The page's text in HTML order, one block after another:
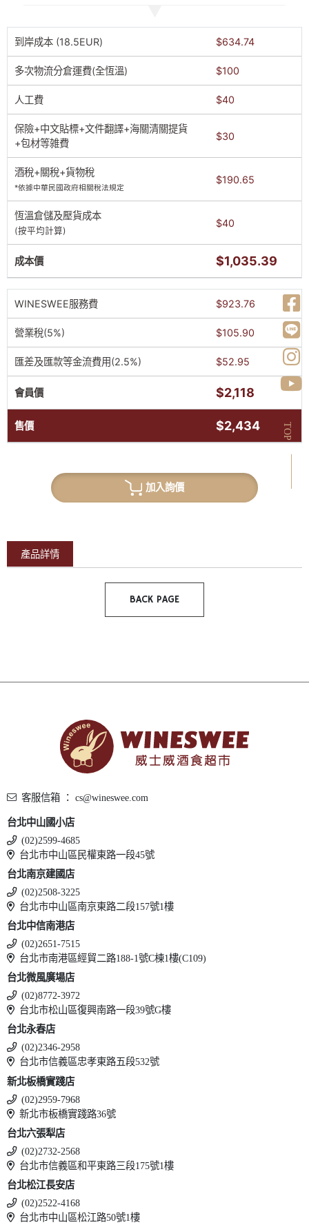
到岸成本 (18.5EUR) $634.74
多次物流分倉運費(全恆溫) $100
人工費 $40
保險+中文貼標+文件翻譯+海關清關提貨
+包材等雑費
$30
酒稅+關稅+貨物稅
*依據中華民國政府相關稅法規定
$190.65
恆溫倉儲及壓貨成本
(按平均計算)
$40
成本價 $1,035.39
WINESWEE服務費 $923.76
營業稅(5%) $105.90
匯差及匯款等金流費用(2.5%) $52.95
會員價 $2,118
售價 $2,434
加入詢價
產品詳情
BACK PAGE
TOP
客服信箱 ： cs@wineswee.com
台北中山國小店
(02)2599-4685
台北市中山區民權東路一段45號
台北南京建國店
(02)2508-3225
台北市中山區南京東路二段157號1樓
台北中信南港店
(02)2651-7515
台北市南港區經貿二路188-1號C棟1樓(C109)
台北微風廣場店
(02)8772-3972
台北市松山區復興南路一段39號G樓
台北永春店
(02)2346-2958
台北市信義區忠孝東路五段532號
新北板橋實踐店
(02)2959-7968
新北市板橋實踐路36號
台北六張犁店
(02)2732-2568
台北市信義區和平東路三段175號1樓
台北松江長安店
(02)2522-4168
台北市中山區松江路50號1樓